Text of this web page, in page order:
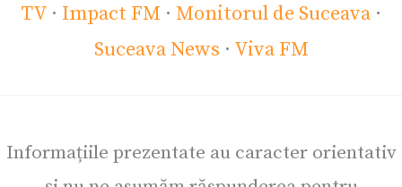
TV · Impact FM · Monitorul de Suceava ·
Suceava News · Viva FM
Informațiile prezentate au caracter orientativ